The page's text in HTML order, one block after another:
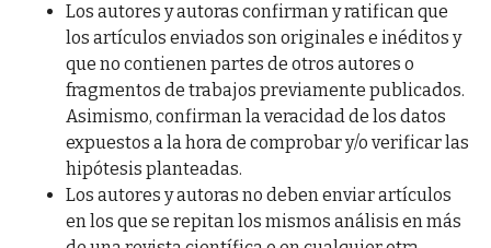
Los autores y autoras confirman y ratifican que
los artículos enviados son originales e inéditos y
que no contienen partes de otros autores o
fragmentos de trabajos previamente publicados.
Asimismo, confirman la veracidad de los datos
expuestos a la hora de comprobar y/o verificar las
hipótesis planteadas.
Los autores y autoras no deben enviar artículos
en los que se repitan los mismos análisis en más